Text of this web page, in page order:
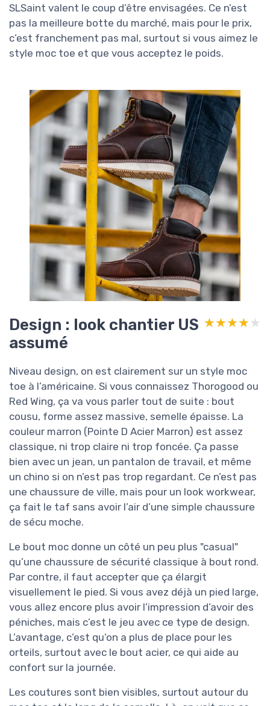
SLSaint valent le coup d’être envisagées. Ce n’est
pas la meilleure botte du marché, mais pour le prix,
c’est franchement pas mal, surtout si vous aimez le
style moc toe et que vous acceptez le poids.
Design : look chantier US
assumé
★★★★★
★★★★★
Niveau design, on est clairement sur un style moc
toe à l’américaine. Si vous connaissez Thorogood ou
Red Wing, ça va vous parler tout de suite : bout
cousu, forme assez massive, semelle épaisse. La
couleur marron (Pointe D Acier Marron) est assez
classique, ni trop claire ni trop foncée. Ça passe
bien avec un jean, un pantalon de travail, et même
un chino si on n’est pas trop regardant. Ce n’est pas
une chaussure de ville, mais pour un look workwear,
ça fait le taf sans avoir l’air d’une simple chaussure
de sécu moche.
Le bout moc donne un côté un peu plus "casual"
qu’une chaussure de sécurité classique à bout rond.
Par contre, il faut accepter que ça élargit
visuellement le pied. Si vous avez déjà un pied large,
vous allez encore plus avoir l’impression d’avoir des
péniches, mais c’est le jeu avec ce type de design.
L’avantage, c’est qu’on a plus de place pour les
orteils, surtout avec le bout acier, ce qui aide au
confort sur la journée.
Les coutures sont bien visibles, surtout autour du